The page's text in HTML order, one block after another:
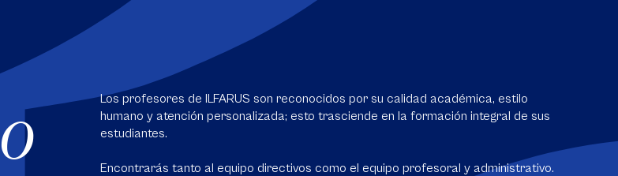
Los profesores de ILFARUS son reconocidos por su calidad académica, estilo
humano y atención personalizada; esto trasciende en la formación integral de sus
estudiantes.
Encontrarás tanto al equipo directivos como el equipo profesoral y administrativo.